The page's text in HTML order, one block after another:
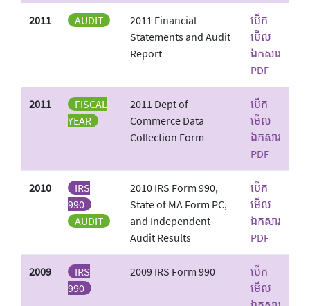
2011 AUDIT
2011 Financial
Statements and Audit
Report
បើក
មើល
ឯកសារ
PDF
2011
FISCAL
YEAR
2011 Dept of
Commerce Data
Collection Form
បើក
មើល
ឯកសារ
PDF
2010
IRS
990
AUDIT
2010 IRS Form 990,
State of MA Form PC,
and Independent
Audit Results
បើក
មើល
ឯកសារ
PDF
2009
IRS
990
2009 IRS Form 990
បើក
មើល